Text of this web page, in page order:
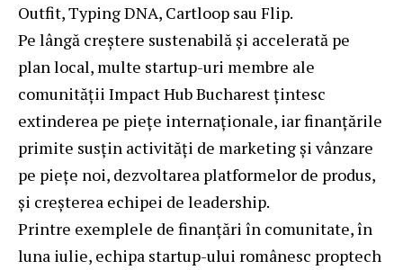
Outfit, Typing DNA, Cartloop sau Flip.
Pe lângă creștere sustenabilă și accelerată pe
plan local, multe startup-uri membre ale
comunității Impact Hub Bucharest țintesc
extinderea pe piețe internaționale, iar finanțările
primite susțin activități de marketing și vânzare
pe piețe noi, dezvoltarea platformelor de produs,
și creșterea echipei de leadership.
Printre exemplele de finanțări în comunitate, în
luna iulie, echipa startup-ului românesc proptech